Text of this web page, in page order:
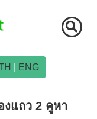
ENG
งแถว 2 คูหา